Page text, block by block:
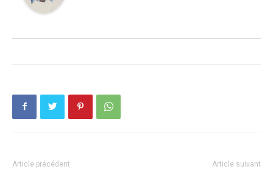
Article précédent Article suivant